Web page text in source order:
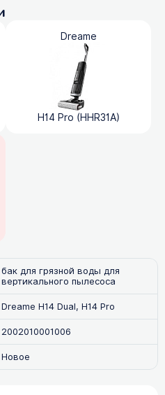
Dreame
H14 Pro (HHR31A)
бак для грязной воды для
вертикального пылесоса
Dreame H14 Dual, H14 Pro
2002010001006
Новое